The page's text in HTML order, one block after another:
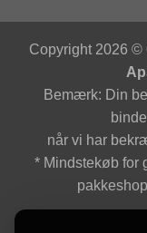
Copyright 2026 ©
Bemærk: Din
når vi har
* Mindstekøb for